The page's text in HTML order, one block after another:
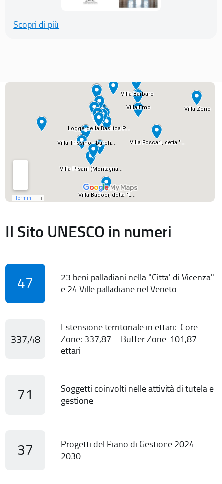
Scopri di più
Il Sito UNESCO in numeri
47
23 beni palladiani nella "Citta' di Vicenza"
e 24 Ville palladiane nel Veneto
337,48
Estensione territoriale in ettari: Core
Zone: 337,87 - Buffer Zone: 101,87
ettari
71
Soggetti coinvolti nelle attività di tutela e
gestione
37
Progetti del Piano di Gestione 2024-
2030